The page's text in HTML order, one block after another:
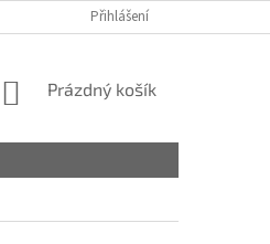
Přihlášení
NÁKUPNÍ
Prázdný košík